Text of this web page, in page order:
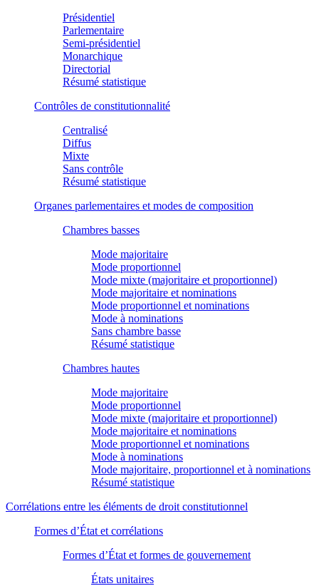
Présidentiel
Parlementaire
Semi-présidentiel
Monarchique
Directorial
Résumé statistique
Contrôles de constitutionnalité
Centralisé
Diffus
Mixte
Sans contrôle
Résumé statistique
Organes parlementaires et modes de composition
Chambres basses
Mode majoritaire
Mode proportionnel
Mode mixte (majoritaire et proportionnel)
Mode majoritaire et nominations
Mode proportionnel et nominations
Mode à nominations
Sans chambre basse
Résumé statistique
Chambres hautes
Mode majoritaire
Mode proportionnel
Mode mixte (majoritaire et proportionnel)
Mode majoritaire et nominations
Mode proportionnel et nominations
Mode à nominations
Mode majoritaire, proportionnel et à nominations
Résumé statistique
Corrélations entre les éléments de droit constitutionnel
Formes d’État et corrélations
Formes d’État et formes de gouvernement
États unitaires